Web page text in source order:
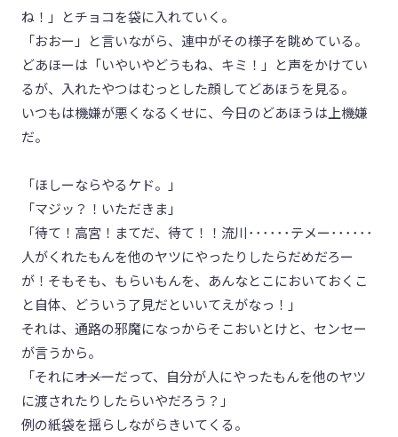
ね！」とチョコを袋に入れていく。
「おおー」と言いながら、連中がその様子を眺めている。
どあほーは「いやいやどうもね、キミ！」と声をかけてい
るが、入れたやつはむっとした顔してどあほうを見る。
いつもは機嫌が悪くなるくせに、今日のどあほうは上機嫌
だ。
「ほしーならやるケド。」
「マジッ？！いただきま」
「待て！高宮！まてだ、待て！！流川･･････テメー･･････
人がくれたもんを他のヤツにやったりしたらだめだろー
が！そもそも、もらいもんを、あんなとこにおいておくこ
と自体、どういう了見だといいてえがなっ！」
それは、通路の邪魔になっからそこおいとけと、センセー
が言うから。
「それに―――オメーだって、自分が人にやったもんを他のヤツ
に渡されたりしたらいやだろう？」
例の紙袋を揺らしながらきいてくる。